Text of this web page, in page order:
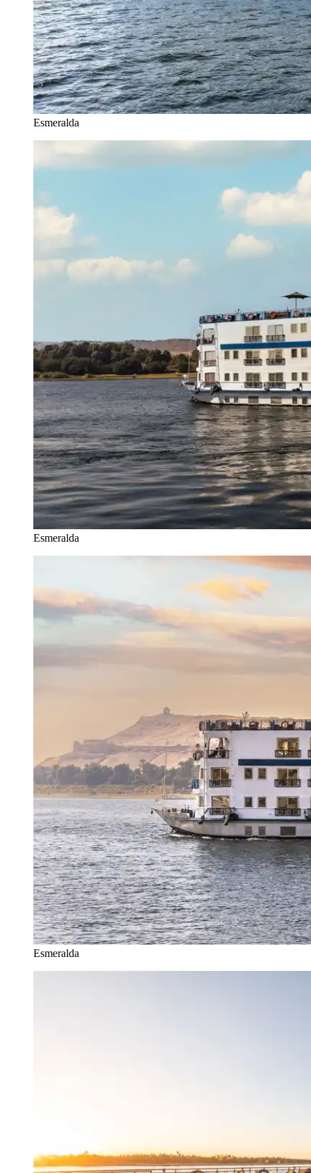
Esmeralda
Esmeralda
Esmeralda